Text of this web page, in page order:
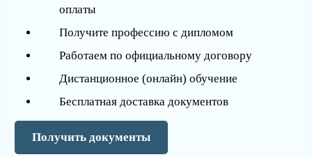
оплаты
Получите профессию с дипломом
Работаем по официальному договору
Дистанционное (онлайн) обучение
Бесплатная доставка документов
Получить документы